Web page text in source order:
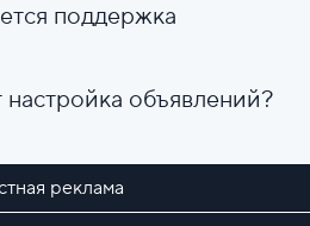
поддержка
объявлений?
реклама